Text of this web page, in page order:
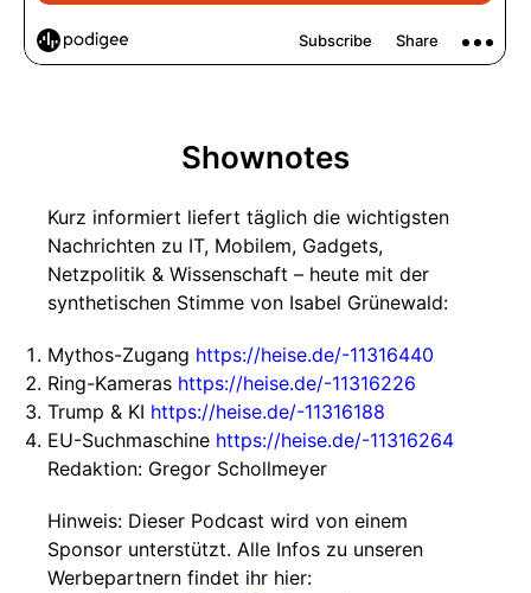
Shownotes
Kurz informiert liefert täglich die wichtigsten
Nachrichten zu IT, Mobilem, Gadgets,
Netzpolitik & Wissenschaft – heute mit der
synthetischen Stimme von Isabel Grünewald:
Mythos-Zugang https://heise.de/-11316440
Ring-Kameras https://heise.de/-11316226
Trump & KI https://heise.de/-11316188
EU-Suchmaschine https://heise.de/-11316264
Redaktion: Gregor Schollmeyer
Hinweis: Dieser Podcast wird von einem
Sponsor unterstützt. Alle Infos zu unseren
Werbepartnern findet ihr hier: